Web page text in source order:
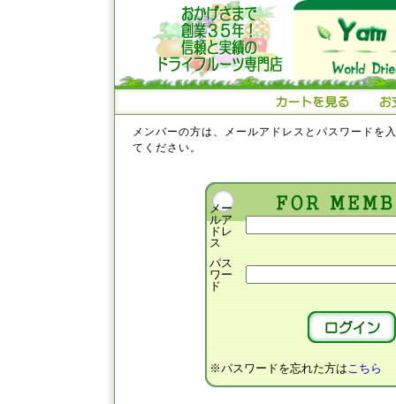
メンバーの方は、メールアドレスとパスワードを
てください。
メー
ルア
ドレ
ス
パス
ワー
ド
※パスワードを忘れた方はこちら